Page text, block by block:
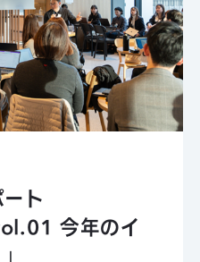
ト
今年のイ